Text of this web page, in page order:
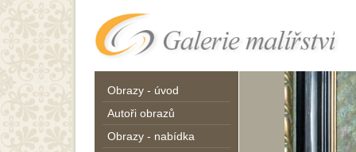
Obrazy - úvod
Autoři obrazů
Obrazy - nabídka